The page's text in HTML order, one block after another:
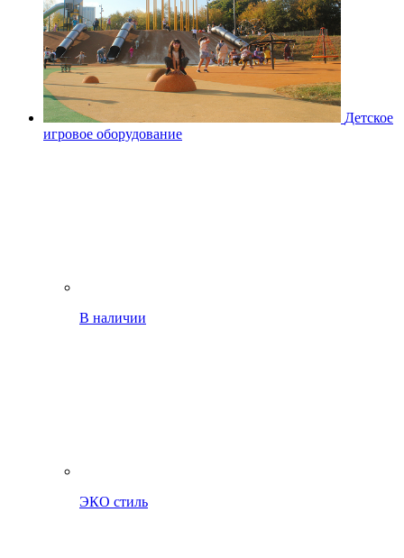
Детское
игровое оборудование
В наличии
ЭКО стиль